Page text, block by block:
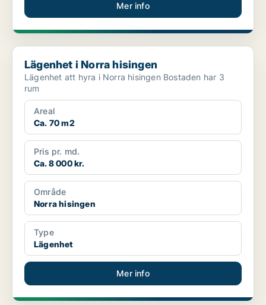
Mer info
Lägenhet i Norra hisingen
Lägenhet i Norra hisingen
Lägenhet att hyra i Norra hisingen Bostaden har 3
rum
Areal
Ca. 70 m2
Pris pr. md.
Ca. 8 000 kr.
Område
Norra hisingen
Type
Lägenhet
Mer info